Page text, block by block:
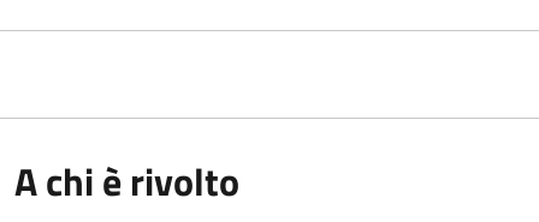
A chi è rivolto